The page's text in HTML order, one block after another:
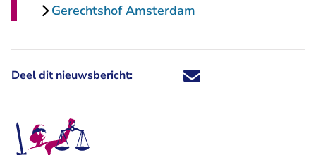
Gerechtshof Amsterdam
Deel dit nieuwsbericht: Deel dit nieuwsbericht via X -
Deel dit nieuwsbericht via
Deel dit nieuwsbericht
Deel dit